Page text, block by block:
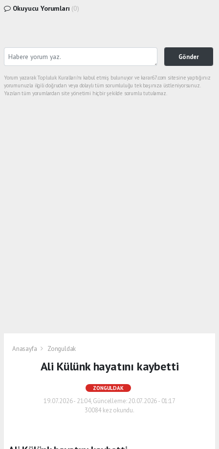
Okuyucu Yorumları (0)
Gönder
Yorum yazarak Topluluk Kuralları’nı kabul etmiş bulunuyor ve karar67.com sitesine yaptığınız
yorumunuzla ilgili doğrudan veya dolaylı tüm sorumluluğu tek başınıza üstleniyorsunuz.
Yazılan tüm yorumlardan site yönetimi hiçbir şekilde sorumlu tutulamaz.
Anasayfa Zonguldak
Ali Külünk hayatını kaybetti
ZONGULDAK
19.07.2026 - 21:04, Güncelleme: 20.07.2026 - 01:17
30084 kez okundu.